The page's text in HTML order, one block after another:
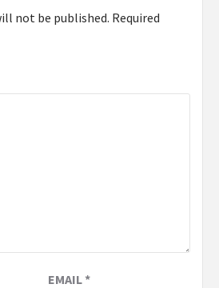
not be published. Required
EMAIL*